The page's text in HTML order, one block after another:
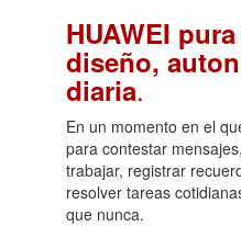
HUAWEI
diseño,
diaria.
En un momento en el
para contestar
trabajar, registrar
resolver tareas
que nunca.